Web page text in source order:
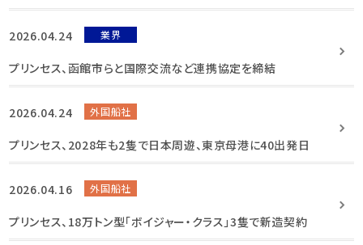
2026.04.24 業界
プリンセス、函館市らと国際交流など連携協定を締結
2026.04.24 外国船社
プリンセス、2028年も2隻で日本周遊、東京母港に40出発日
2026.04.16 外国船社
プリンセス、18万トン型「ボイジャー・クラス」3隻で新造契約